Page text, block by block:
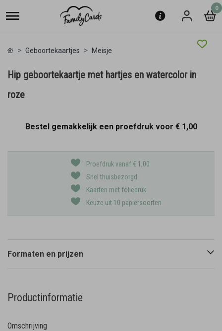
0
Geboortekaartjes Meisje
Hip geboortekaartje met hartjes en watercolor in
roze
Bestel gemakkelijk een proefdruk voor € 1,00
Proefdruk vanaf € 1,00
Snel thuisbezorgd
Kaarten met foliedruk
Keuze uit 10 papiersoorten
Formaten en prijzen
Productinformatie
Omschrijving